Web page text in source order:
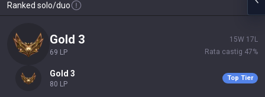
Ranked solo/duo
gold 3
69 LP
15W 17 L
Rata castig 47%
gold 3
80 LP
Top Tier